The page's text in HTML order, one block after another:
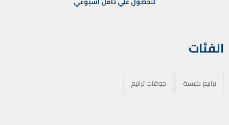
الفئات
ترانيم كنيسة جوقات ترانيم